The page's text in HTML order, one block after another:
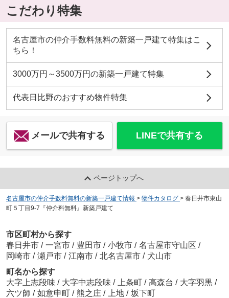
こだわり特集
名古屋市の仲介手数料無料の新築一戸建て特集はこ
ちら！
3000万円～3500万円の新築一戸建て特集
代表日比野のおすすめ物件特集
メールで共有する LINEで共有する
ページトップへ
名古屋市の仲介手数料無料の新築一戸建て情報 > 物件カタログ > 春日井市東山
町５丁目9-7『仲介料無料』新築戸建て
市区町村から探す
春日井市 / 一宮市 / 豊田市 / 小牧市 / 名古屋市守山区 /
岡崎市 / 瀬戸市 / 江南市 / 北名古屋市 / 犬山市
町名から探す
大字上志段味 / 大字中志段味 / 上条町 / 高森台 / 大字羽黒 /
六ツ師 / 如意申町 / 熊之庄 / 上地 / 坂下町